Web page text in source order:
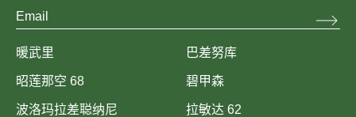
暖武里 巴差努库
昭莲那空 68 碧甲森
波洛玛拉差聪纳尼 拉敏达 62